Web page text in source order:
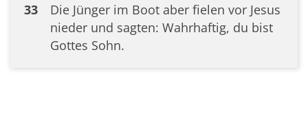
33
Die Jünger im Boot aber fielen vor Jesus
nieder und sagten: Wahrhaftig, du bist
Gottes Sohn.